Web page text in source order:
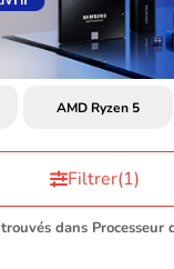
AMD Ryzen 5
dans Processeur
Filtrer(1)